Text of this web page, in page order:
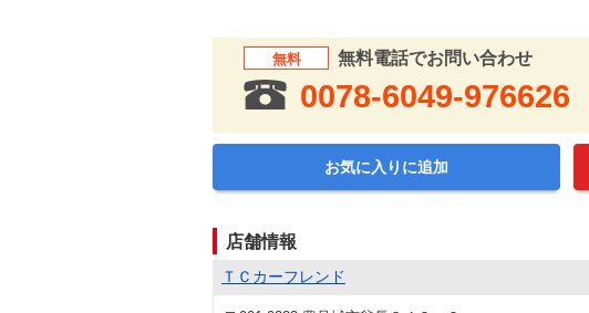
無料 無料電話でお問い合わせ
0078-6049-976626
お気に入りに追加
店舗情報
ＴＣカーフレンド